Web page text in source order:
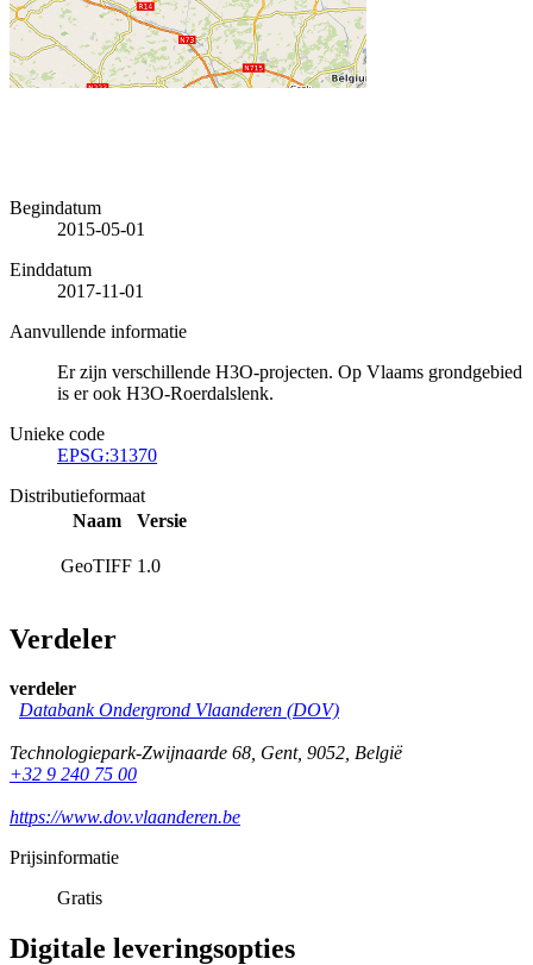
Begindatum
2015-05-01
Einddatum
2017-11-01
Aanvullende informatie
Er zijn verschillende H3O-projecten. Op Vlaams grondgebied
is er ook H3O-Roerdalslenk.
Unieke code
EPSG:31370
Distributieformaat
Naam
Versie
GeoTIFF 1.0
Verdeler
verdeler
Databank Ondergrond Vlaanderen (DOV)
Technologiepark-Zwijnaarde 68, Gent, 9052, België
+32 9 240 75 00
https://www.dov.vlaanderen.be
Prijsinformatie
Gratis
Digitale leveringsopties